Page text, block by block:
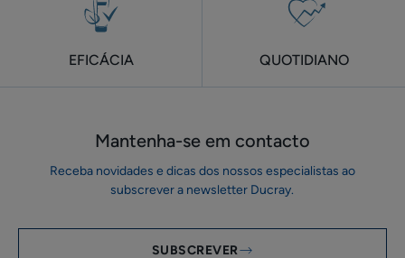
EFICÁCIA QUOTIDIANO
Mantenha-se em ​contacto
Receba novidades e dicas dos nossos especialistas ao
subscrever a newsletter Ducray.
SUBSCREVER